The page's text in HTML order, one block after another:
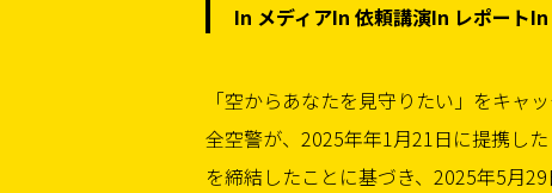
In メディアIn 依頼講演In レポートIn
「空からあなたを見守りたい」をキャ
全空警が、2025年年1月21日に提携し
を締結したことに基づき、2025年5月